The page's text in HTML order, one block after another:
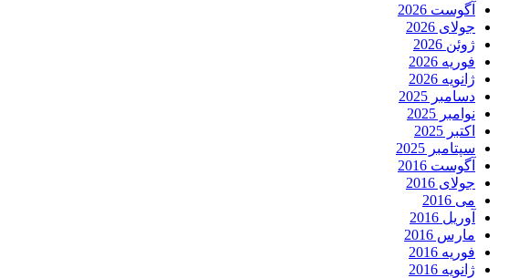
آگوست 2026
جولای 2026
ژوئن 2026
فوریه 2026
ژانویه 2026
دسامبر 2025
نوامبر 2025
اکتبر 2025
سپتامبر 2025
آگوست 2016
جولای 2016
می 2016
آوریل 2016
مارس 2016
فوریه 2016
ژانویه 2016